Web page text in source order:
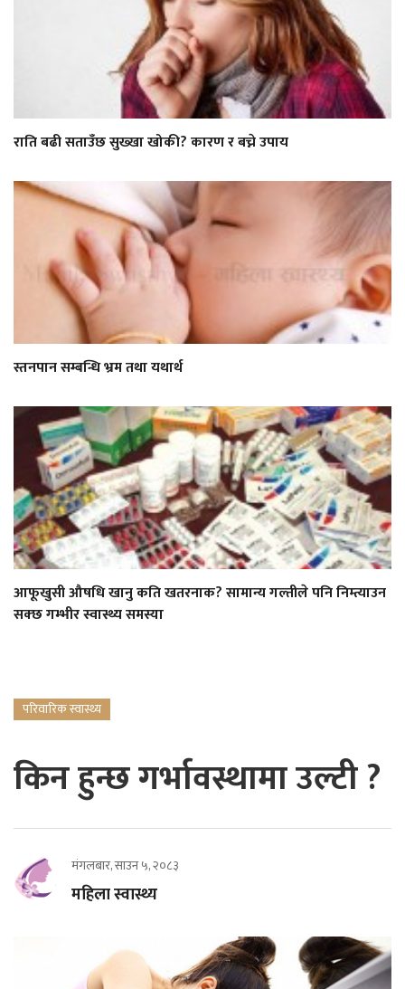
राति बढी सताउँछ सुख्खा खोकी? कारण र बच्ने उपाय
स्तनपान सम्बन्धि भ्रम तथा यथार्थ
आफूखुसी औषधि खानु कति खतरनाक? सामान्य गल्तीले पनि निम्त्याउन
सक्छ गम्भीर स्वास्थ्य समस्या
परिवारिक स्वास्थ्य
किन हुन्छ गर्भावस्थामा उल्टी ?
मंगलबार, साउन ५, २०८३
महिला स्वास्थ्य